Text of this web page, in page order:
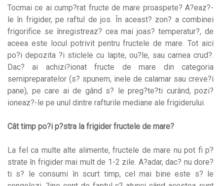
Tocmai ce ai cump?rat fructe de mare proaspete? A?eaz?-
le în frigider, pe raftul de jos. În aceast? zon? a combinei
frigorifice se înregistreaz? cea mai joas? temperatur?, de
aceea este locul potrivit pentru fructele de mare. Tot aici
po?i depozita ?i sticlele cu lapte, ou?le, sau carnea crud?.
Dac? ai achizi?ionat fructe de mare din categoria
semipreparatelor (s? spunem, inele de calamar sau creve?i
pane), pe care ai de gând s? le preg?te?ti curând, pozi?
ioneaz?-le pe unul dintre rafturile mediane ale frigiderului.
Cât timp po?i p?stra la frigider fructele de mare?
La fel ca multe alte alimente, fructele de mare nu pot fi p?
strate în frigider mai mult de 1-2 zile. A?adar, dac? nu dore?
ti s? le consumi în scurt timp, cel mai bine este s? le